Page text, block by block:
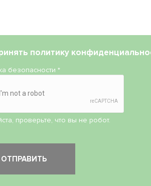
политику
безопасности*
проверьте, что вы не робот.